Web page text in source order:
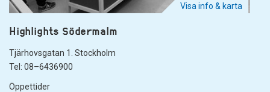
Visa info & karta
Highlights Södermalm
Tjärhovsgatan 1. Stockholm
Tel: 08–6436900
Öppettider